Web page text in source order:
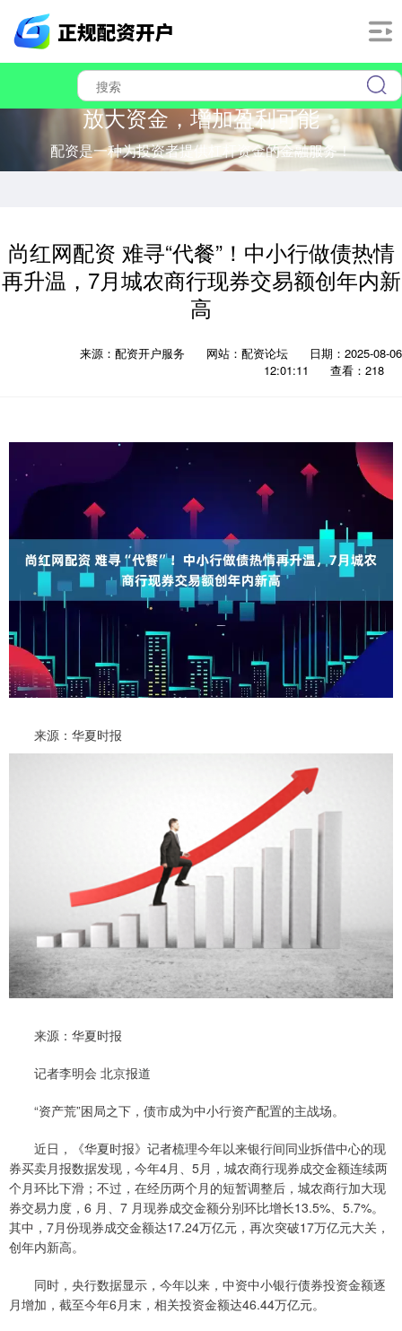
放大资金，增加盈利可能
配资是一种为投资者提供杠杆资金的金融服务！
尚红网配资 难寻“代餐”！中小行做债热情
再升温，7月城农商行现券交易额创年内新
高
来源：配资开户服务 网站：配资论坛
日期：2025-08-06
12:01:11
查看：218
来源：华夏时报
来源：华夏时报
记者李明会 北京报道
“资产荒”困局之下，债市成为中小行资产配置的主战场。
近日，《华夏时报》记者梳理今年以来银行间同业拆借中心的现
券买卖月报数据发现，今年4月、5月，城农商行现券成交金额连续两
个月环比下滑；不过，在经历两个月的短暂调整后，城农商行加大现
券交易力度，6 月、7 月现券成交金额分别环比增长13.5%、5.7%。
其中，7月份现券成交金额达17.24万亿元，再次突破17万亿元大关，
创年内新高。
同时，央行数据显示，今年以来，中资中小银行债券投资金额逐
月增加，截至今年6月末，相关投资金额达46.44万亿元。